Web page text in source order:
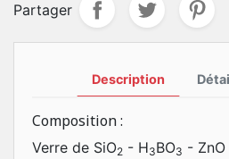
Partager
Description
Composition :
Verre de SiO2 - H3BO3 -